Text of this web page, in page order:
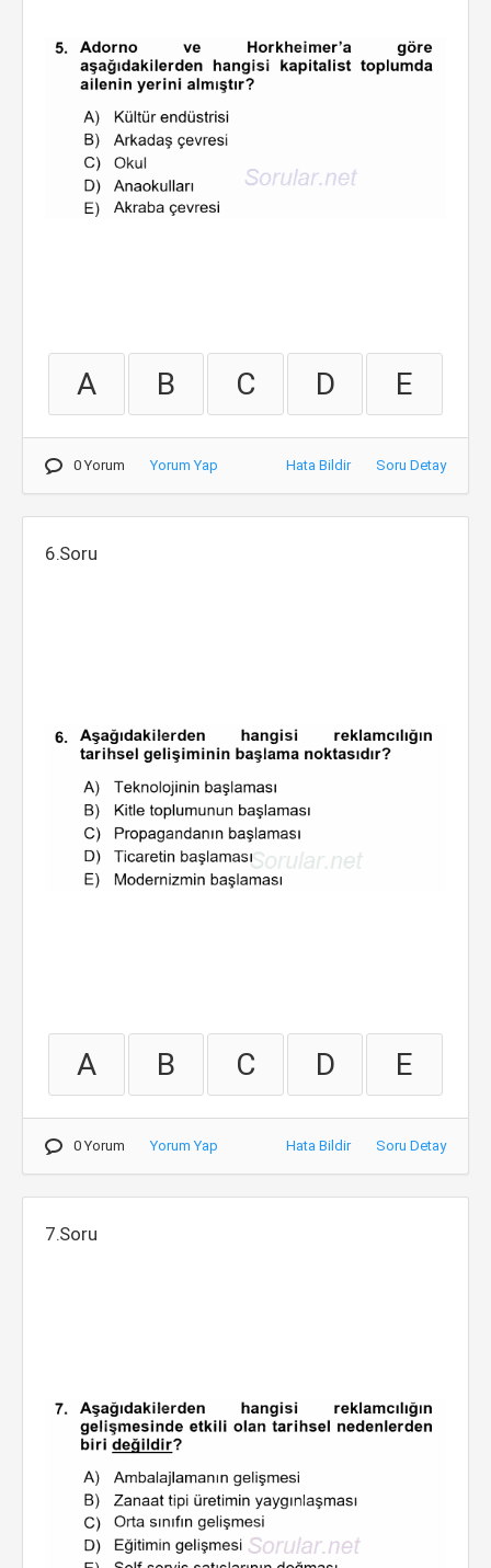
A B C D E
0 Yorum Yorum Yap Hata Bildir Soru Detay
6.Soru
A B C D E
0 Yorum Yorum Yap Hata Bildir Soru Detay
7.Soru